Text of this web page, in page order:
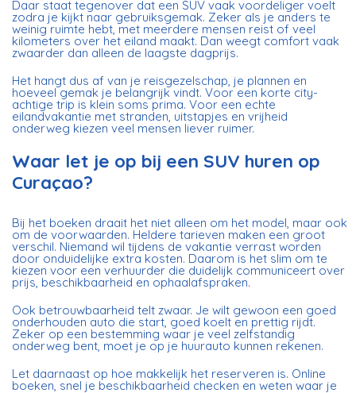
Daar staat tegenover dat een SUV vaak voordeliger voelt
zodra je kijkt naar gebruiksgemak. Zeker als je anders te
weinig ruimte hebt, met meerdere mensen reist of veel
kilometers over het eiland maakt. Dan weegt comfort vaak
zwaarder dan alleen de laagste dagprijs.
Het hangt dus af van je reisgezelschap, je plannen en
hoeveel gemak je belangrijk vindt. Voor een korte city-
achtige trip is klein soms prima. Voor een echte
eilandvakantie met stranden, uitstapjes en vrijheid
onderweg kiezen veel mensen liever ruimer.
Waar let je op bij een SUV huren op
Curaçao?
Bij het boeken draait het niet alleen om het model, maar ook
om de voorwaarden. Heldere tarieven maken een groot
verschil. Niemand wil tijdens de vakantie verrast worden
door onduidelijke extra kosten. Daarom is het slim om te
kiezen voor een verhuurder die duidelijk communiceert over
prijs, beschikbaarheid en ophaalafspraken.
Ook betrouwbaarheid telt zwaar. Je wilt gewoon een goed
onderhouden auto die start, goed koelt en prettig rijdt.
Zeker op een bestemming waar je veel zelfstandig
onderweg bent, moet je op je huurauto kunnen rekenen.
Let daarnaast op hoe makkelijk het reserveren is. Online
boeken, snel je beschikbaarheid checken en weten waar je